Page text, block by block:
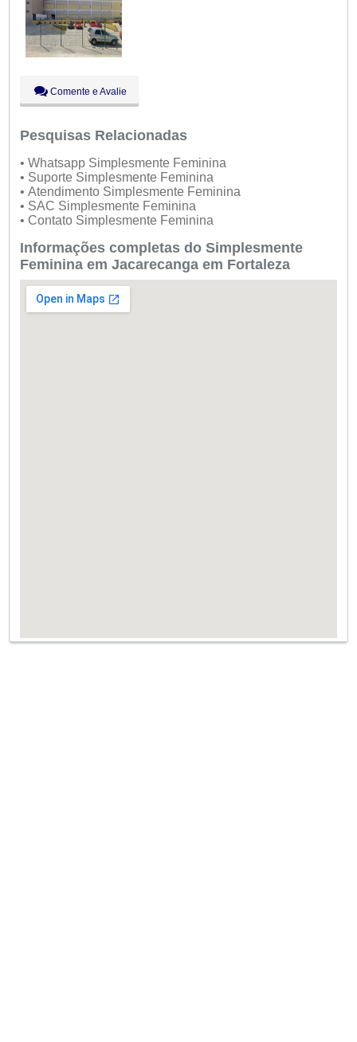
Comente e Avalie
Pesquisas Relacionadas
• Whatsapp Simplesmente Feminina
• Suporte Simplesmente Feminina
• Atendimento Simplesmente Feminina
• SAC Simplesmente Feminina
• Contato Simplesmente Feminina
Informações completas do Simplesmente
Feminina em Jacarecanga em Fortaleza